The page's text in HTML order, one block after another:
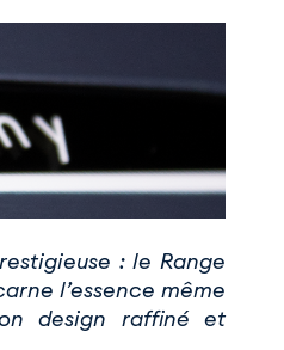
: le Range
l’essence même
design raffiné et